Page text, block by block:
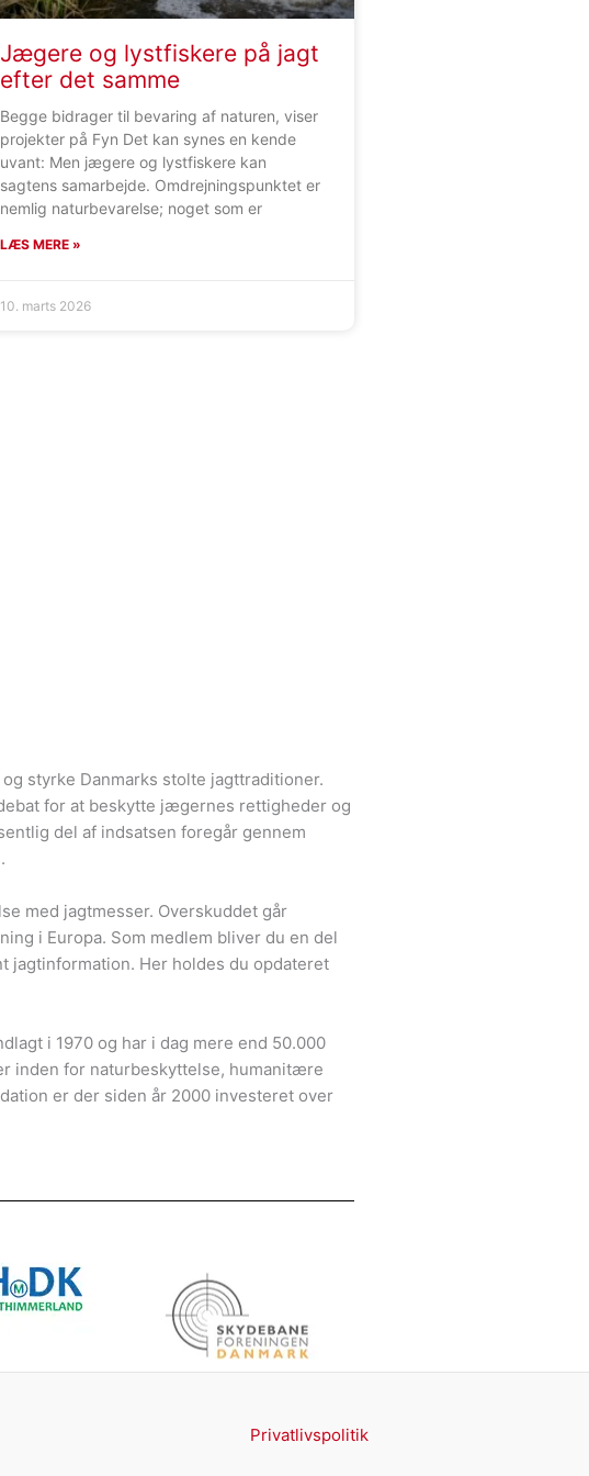
Jægere og lystfiskere på jagt
efter det samme
Begge bidrager til bevaring af naturen, viser
projekter på Fyn Det kan synes en kende
uvant: Men jægere og lystfiskere kan
sagtens samarbejde. Omdrejningspunktet er
nemlig naturbevarelse; noget som er
LÆS MERE »
10. marts 2026
styrke Danmarks stolte jagttraditioner.
for at beskytte jægernes rettigheder og
del af indsatsen foregår gennem
med jagtmesser. Overskuddet går
i Europa. Som medlem bliver du en del
Her holdes du opdateret
i 1970 og har i dag mere end 50.000
inden for naturbeskyttelse, humanitære
er der siden år 2000 investeret over
Privatlivspolitik